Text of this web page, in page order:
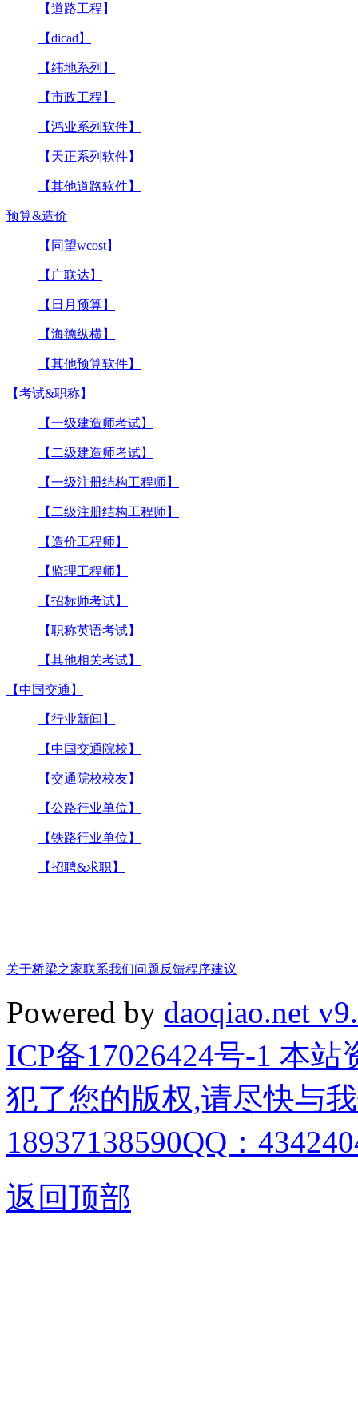
【道路工程】
【dicad】
【纬地系列】
【市政工程】
【鸿业系列软件】
【天正系列软件】
【其他道路软件】
预算&造价
【同望wcost】
【广联达】
【日月预算】
【海德纵横】
【其他预算软件】
【考试&职称】
【一级建造师考试】
【二级建造师考试】
【一级注册结构工程师】
【二级注册结构工程师】
【造价工程师】
【监理工程师】
【招标师考试】
【职称英语考试】
【其他相关考试】
【中国交通】
【行业新闻】
【中国交通院校】
【交通院校校友】
【公路行业单位】
【铁路行业单位】
【招聘&求职】
关于桥梁之家联系我们问题反馈程序建议
Powered by daoqiao.net
ICP备17026424号-1 本
犯了您的版权,请尽快与
18937138590QQ：
返回顶部